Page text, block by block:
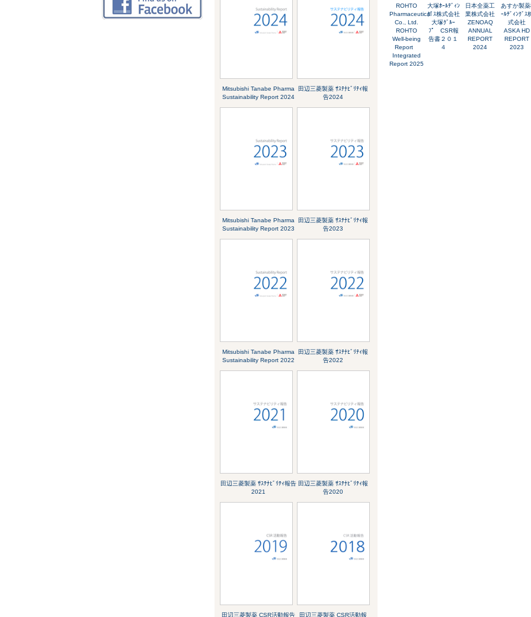
Mitsubishi Tanabe Pharma
Sustainability Report 2024
田辺三菱製薬 ｻｽﾃﾅﾋﾞﾘﾃｨ報
告2024
Mitsubishi Tanabe Pharma
Sustainability Report 2023
田辺三菱製薬 ｻｽﾃﾅﾋﾞﾘﾃｨ報
告2023
Mitsubishi Tanabe Pharma
Sustainability Report 2022
田辺三菱製薬 ｻｽﾃﾅﾋﾞﾘﾃｨ報
告2022
田辺三菱製薬 ｻｽﾃﾅﾋﾞﾘﾃｨ報告
2021
田辺三菱製薬 ｻｽﾃﾅﾋﾞﾘﾃｨ報
告2020
田辺三菱製薬 CSR活動報告 田辺三菱製薬 CSR活動報
ROHTO
Pharmaceutical
Co., Ltd.
ROHTO
Well-being
Report
Integrated
Report 2025
大塚ﾎｰﾙﾃﾞｨﾝ
ｸﾞｽ株式会社
大塚ｸﾞﾙｰ
ﾌﾟ CSR報
告書２０１
４
日本全薬工
業株式会社
ZENOAQ
ANNUAL
REPORT
2024
あすか製薬
ｰﾙﾃﾞｨﾝｸﾞｽ
式会社
ASKA HD
REPORT
2023